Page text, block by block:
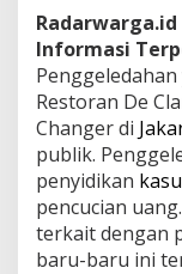
Informasi
Restoran De
Changer di
publik.
penyidikan
pencucian
terkait dengan
baru-baru ini